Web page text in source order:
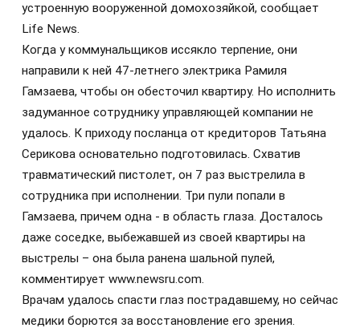
устроенную вооруженной домохозяйкой, сообщает
Life News.
Когда у коммунальщиков иссякло терпение, они
направили к ней 47-летнего электрика Рамиля
Гамзаева, чтобы он обесточил квартиру. Но исполнить
задуманное сотруднику управляющей компании не
удалось. К приходу посланца от кредиторов Татьяна
Серикова основательно подготовилась. Схватив
травматический пистолет, он 7 раз выстрелила в
сотрудника при исполнении. Три пули попали в
Гамзаева, причем одна - в область глаза. Досталось
даже соседке, выбежавшей из своей квартиры на
выстрелы – она была ранена шальной пулей,
комментирует www.newsru.com.
Врачам удалось спасти глаз пострадавшему, но сейчас
медики борются за восстановление его зрения.